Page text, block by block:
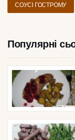
СОУСІ ГОСТРОМУ
Популярні